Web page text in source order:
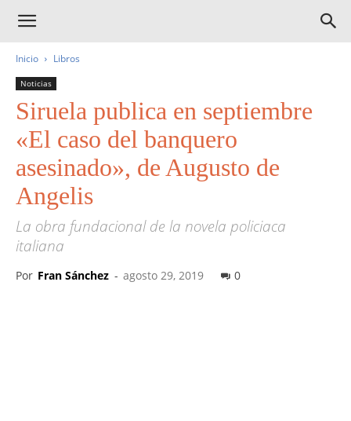
Inicio Libros
Noticias
Siruela publica en septiembre
«El caso del banquero
asesinado», de Augusto de
Angelis
La obra fundacional de la novela policiaca
italiana
Por Fran Sánchez - agosto 29, 2019 0